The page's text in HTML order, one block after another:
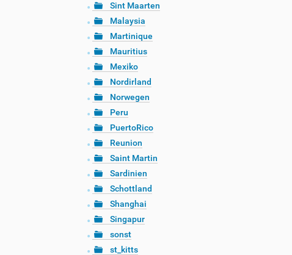
Sint Maarten
Malaysia
Martinique
Mauritius
Mexiko
Nordirland
Norwegen
Peru
PuertoRico
Reunion
Saint Martin
Sardinien
Schottland
Shanghai
Singapur
sonst
st_kitts